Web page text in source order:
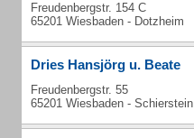
Freudenbergstr. 154 C
65201 Wiesbaden - Dotzheim
Dries Hansjörg u. Beate
Freudenbergstr. 55
65201 Wiesbaden - Schierstein